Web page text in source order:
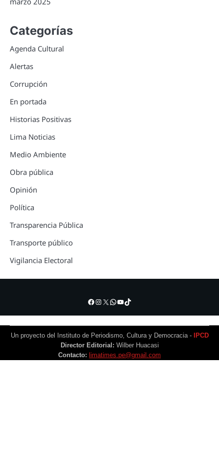
Categorías
Agenda Cultural
Alertas
Corrupción
En portada
Historias Positivas
Lima Noticias
Medio Ambiente
Obra pública
Opinión
Política
Transparencia Pública
Transporte público
Vigilancia Electoral
Facebook
Instagram
X WhatsApp
YouTube
TikTok
Un proyecto del Instituto de Periodismo, Cultura y Democracia - IPCD
Director Editorial: Wilber Huacasi
Contacto: limatimes.pe@gmail.com